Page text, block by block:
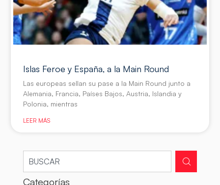
Islas Feroe y España, a la Main Round
Las europeas sellan su pase a la Main Round junto a
Alemania, Francia, Países Bajos, Austria, Islandia y
Polonia, mientras
LEER MÁS
Categorías